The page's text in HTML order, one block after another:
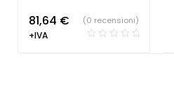
81,64 €
+IVA
(0 recensioni)